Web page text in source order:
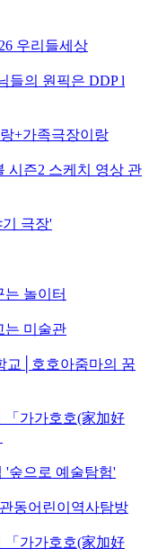
우리들세상
들의 원픽은 DDP l
+가족극장이랑
시즌2 스케치 영상 관
극장'
는 놀이터
는 미술관
교│호호아줌마의 꿈
「가가호호(家加好
'숲으로 예술탐험'
동어린이역사탐방
「가가호호(家加好